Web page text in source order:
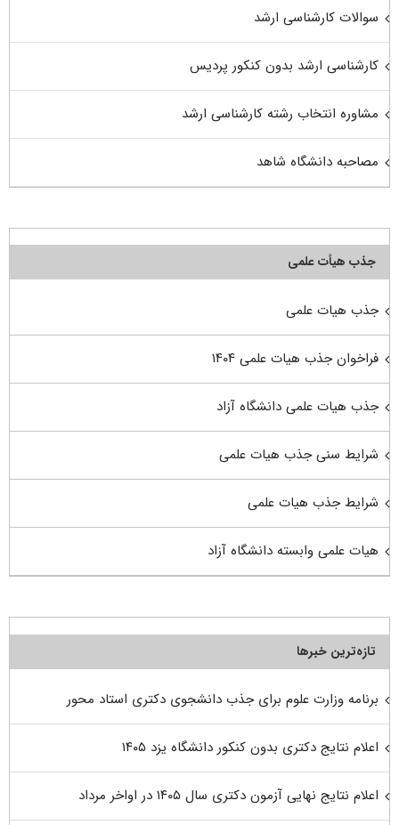
سوالات کارشناسی ارشد
کارشناسی ارشد بدون کنکور پردیس
مشاوره انتخاب رشته کارشناسی ارشد
مصاحبه دانشگاه شاهد
جذب هیأت علمی
جذب هیات علمی
فراخوان جذب هیات علمی ۱۴۰۴
جذب هیات علمی دانشگاه آزاد
شرایط سنی جذب هیات علمی
شرایط جذب هیات علمی
هیات علمی وابسته دانشگاه آزاد
تازه‌ترین خبرها
برنامه وزارت علوم برای جذب دانشجوی دکتری استاد محور
اعلام نتایج دکتری بدون کنکور دانشگاه یزد ۱۴۰۵
اعلام نتایج نهایی آزمون دکتری سال ۱۴۰۵ در اواخر مرداد